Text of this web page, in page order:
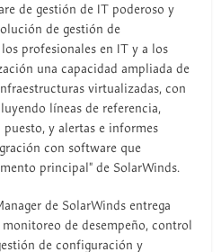
de gestión de IT poderoso y
de gestión de
profesionales en IT y a los
una capacidad ampliada de
virtualizadas, con
líneas de referencia,
y alertas e informes
con software que
principal" de SolarWinds.
de SolarWinds entrega
de desempeño, control
de configuración y